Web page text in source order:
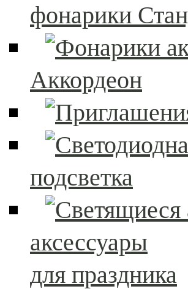
фонарики
Аккордеон
подсветка
аксессуары
для праздника